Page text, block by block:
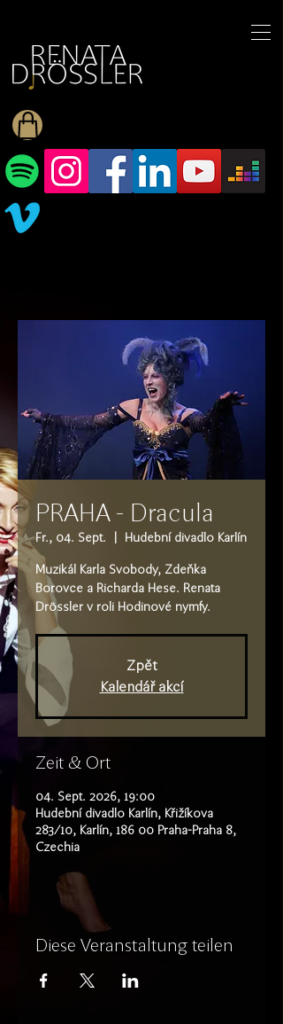
PRAHA - Dracula
Fr., 04. Sept. Hudební divadlo Karlín
Muzikál Karla Svobody, Zdeňka
Borovce a Richarda Hese. Renata
Drössler v roli Hodinové nymfy.
Zpět
Kalendář akcí
Zeit & Ort
04. Sept. 2026, 19:00
Hudební divadlo Karlín, Křižíkova
283/10, Karlín, 186 00 Praha-Praha 8,
Czechia
Diese Veranstaltung teilen